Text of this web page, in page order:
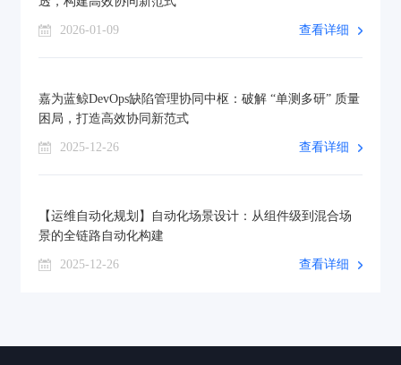
2026-01-09 查看详细
嘉为蓝鲸DevOps缺陷管理协同中枢：破解 “单测多研” 质量
困局，打造高效协同新范式
2025-12-26 查看详细
【运维自动化规划】自动化场景设计：从组件级到混合场
景的全链路自动化构建
2025-12-26 查看详细